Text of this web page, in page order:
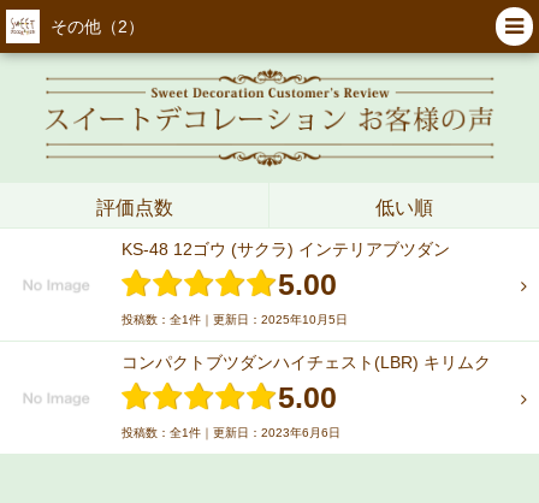
その他（2）
評価点数 低い順
KS-48 12ゴウ (サクラ) インテリアブツダン
5.00
投稿数：全1件｜更新日：2025年10月5日
コンパクトブツダンハイチェスト(LBR) キリムク
5.00
投稿数：全1件｜更新日：2023年6月6日